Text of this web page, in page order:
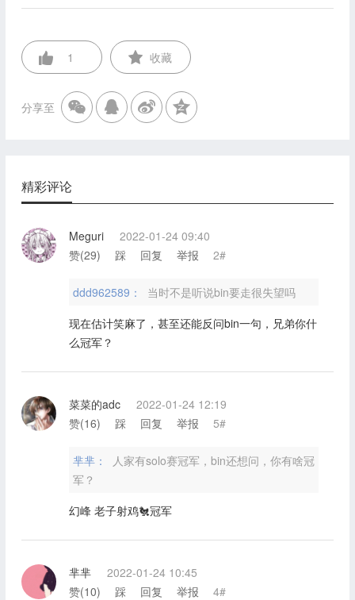
1 收藏
分享至
精彩评论
Meguri
2022-01-24 09:40
赞(29) 踩 回复 举报 2#
ddd962589：
当时不是听说bin要走很失望吗
现在估计笑麻了，甚至还能反问bin一句，兄弟你什
么冠军？
菜菜的adc
2022-01-24 12:19
赞(16) 踩 回复 举报 5#
芈芈：
人家有solo赛冠军，bin还想问，你有啥冠
军？
幻峰 老子射鸡🐔冠军
芈芈
2022-01-24 10:45
赞(10) 踩 回复 举报 4#